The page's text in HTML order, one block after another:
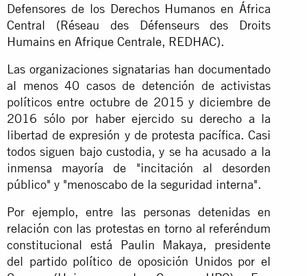
Defensores de los Derechos Humanos en África
Central (Réseau des Défenseurs des Droits
Humains en Afrique Centrale, REDHAC).
Las organizaciones signatarias han documentado
al menos 40 casos de detención de activistas
políticos entre octubre de 2015 y diciembre de
2016 sólo por haber ejercido su derecho a la
libertad de expresión y de protesta pacífica. Casi
todos siguen bajo custodia, y se ha acusado a la
inmensa mayoría de "incitación al desorden
público" y "menoscabo de la seguridad interna".
Por ejemplo, entre las personas detenidas en
relación con las protestas en torno al referéndum
constitucional está Paulin Makaya, presidente
del partido político de oposición Unidos por el